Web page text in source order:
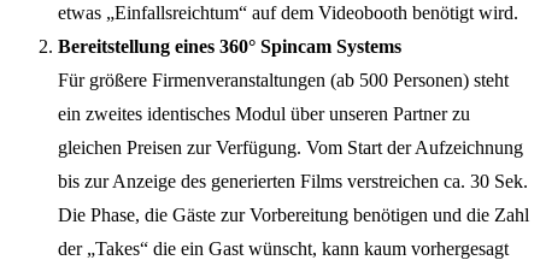
etwas „Einfallsreichtum“ auf dem Videobooth benötigt wird.
Bereitstellung eines 360° Spincam Systems
Für größere Firmenveranstaltungen (ab 500 Personen) steht
ein zweites identisches Modul über unseren Partner zu
gleichen Preisen zur Verfügung. Vom Start der Aufzeichnung
bis zur Anzeige des generierten Films verstreichen ca. 30 Sek.
Die Phase, die Gäste zur Vorbereitung benötigen und die Zahl
der „Takes“ die ein Gast wünscht, kann kaum vorhergesagt